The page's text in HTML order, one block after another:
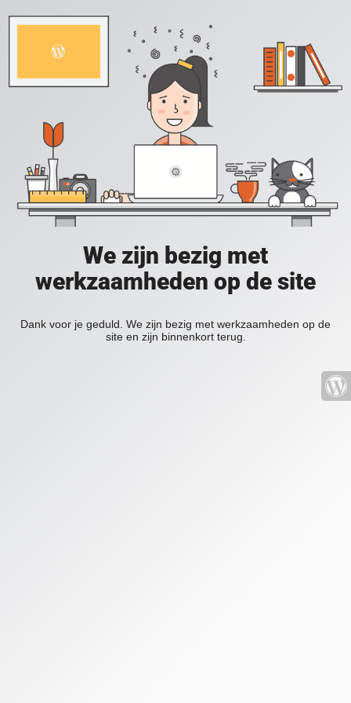
We zijn bezig met
werkzaamheden op de site
Dank voor je geduld. We zijn bezig met werkzaamheden op de
site en zijn binnenkort terug.